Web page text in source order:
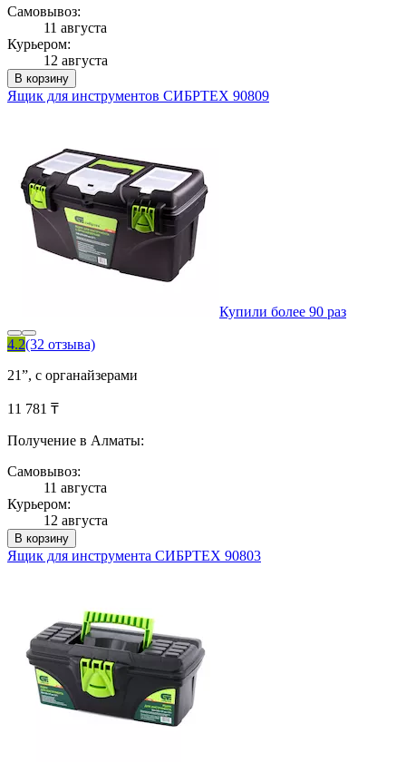
Самовывоз:
11 августа
Курьером:
12 августа
В корзину
Ящик для инструментов СИБРТЕХ 90809
Купили более 90 раз
4.2(32 отзыва)
21”, с органайзерами
11 781 ₸
Получение в Алматы:
Самовывоз:
11 августа
Курьером:
12 августа
В корзину
Ящик для инструмента СИБРТЕХ 90803